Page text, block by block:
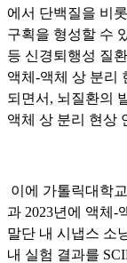
에서 단백질을 비
구획을 형성할 수
등 신경퇴행성 질
액체-액체 상 분리
되면서, 뇌질환의
액체 상 분리 현상
이에 가톨릭대학
과 2023년에 액체-
말단 내 시냅스 소
내 실험 결과를